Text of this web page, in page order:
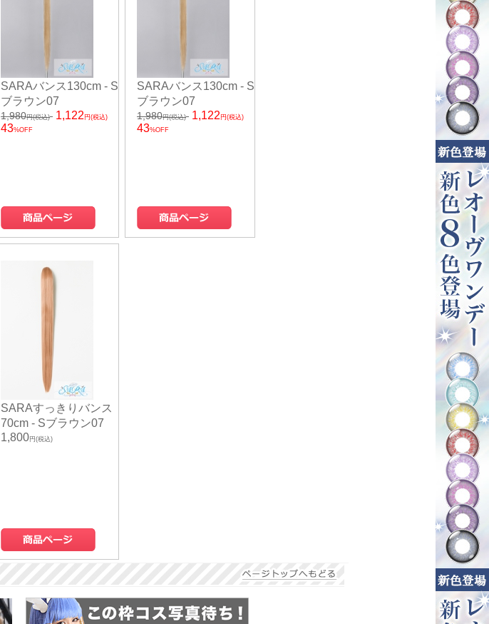
SARAバンス130cm - S
ブラウン07
1,980円(税込) 1,122 円(税込)
43%OFF
SARAバンス130cm - S
ブラウン07
1,980円(税込) 1,122 円(税込)
43%OFF
SARAすっきりバンス
70cm - Sブラウン07
1,800円(税込)